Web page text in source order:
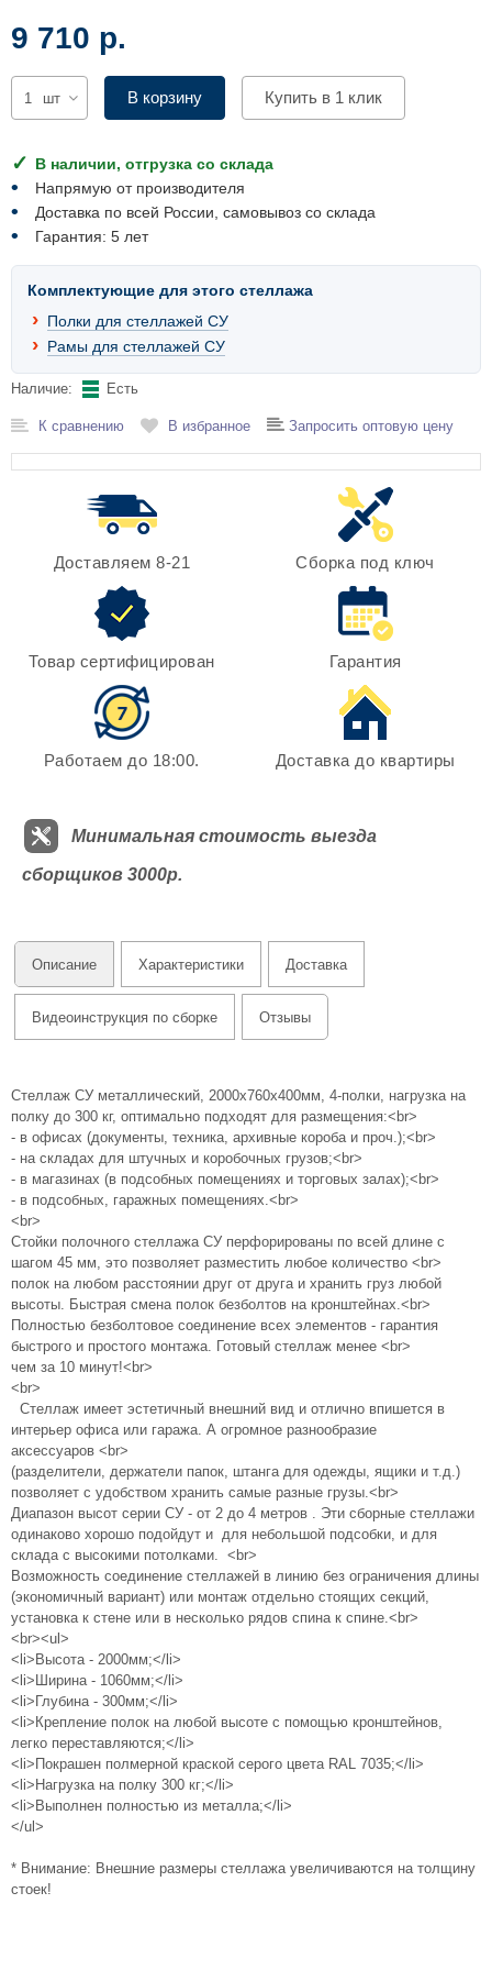
9 710 р.
шт В корзину Купить в 1 клик
В наличии, отгрузка со склада
Напрямую от производителя
Доставка по всей России, самовывоз со склада
Гарантия: 5 лет
Комплектующие для этого стеллажа
Полки для стеллажей СУ
Рамы для стеллажей СУ
Наличие: Есть
К сравнению В избранное Запросить оптовую цену
Доставляем 8-21 Сборка под ключ
Товар сертифицирован Гарантия
Работаем до 18:00. Доставка до квартиры
Минимальная стоимость выезда
сборщиков 3000р.
Описание Характеристики Доставка
Видеоинструкция по сборке Отзывы
Стеллаж СУ металлический, 2000х760х400мм, 4-полки, нагрузка на
полку до 300 кг, оптимально подходят для размещения:<br>
- в офисах (документы, техника, архивные короба и проч.);<br>
- на складах для штучных и коробочных грузов;<br>
- в магазинах (в подсобных помещениях и торговых залах);<br>
- в подсобных, гаражных помещениях.<br>
<br>
Стойки полочного стеллажа СУ перфорированы по всей длине с
шагом 45 мм, это позволяет разместить любое количество <br>
полок на любом расстоянии друг от друга и хранить груз любой
высоты. Быстрая смена полок безболтов на кронштейнах.<br>
Полностью безболтовое соединение всех элементов - гарантия
быстрого и простого монтажа. Готовый стеллаж менее <br>
чем за 10 минут!<br>
<br>
Стеллаж имеет эстетичный внешний вид и отлично впишется в
интерьер офиса или гаража. А огромное разнообразие
аксессуаров <br>
(разделители, держатели папок, штанга для одежды, ящики и т.д.)
позволяет с удобством хранить самые разные грузы.<br>
Диапазон высот серии СУ - от 2 до 4 метров . Эти сборные стеллажи
одинаково хорошо подойдут и для небольшой подсобки, и для
склада с высокими потолками. <br>
Возможность соединение стеллажей в линию без ограничения длины
(экономичный вариант) или монтаж отдельно стоящих секций,
установка к стене или в несколько рядов спина к спине.<br>
<br><ul>
<li>Высота - 2000мм;</li>
<li>Ширина - 1060мм;</li>
<li>Глубина - 300мм;</li>
<li>Крепление полок на любой высоте с помощью кронштейнов,
легко переставляются;</li>
<li>Покрашен полмерной краской серого цвета RAL 7035;</li>
<li>Нагрузка на полку 300 кг;</li>
<li>Выполнен полностью из металла;</li>
</ul>
* Внимание: Внешние размеры стеллажа увеличиваются на толщину
стоек!